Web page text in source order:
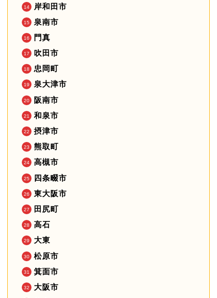
岸和田市
泉南市
門真
吹田市
忠岡町
泉大津市
阪南市
和泉市
摂津市
熊取町
高槻市
四条畷市
東大阪市
田尻町
高石
大東
松原市
箕面市
大阪市